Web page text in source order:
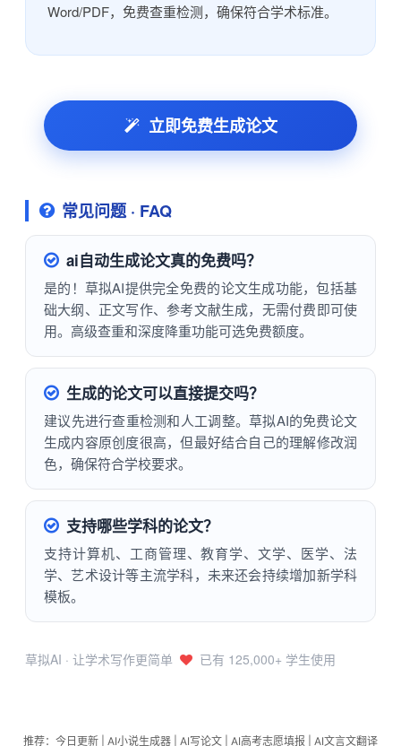
Word/PDF，免费查重检测，确保符合学术标准。
立即免费生成论文
常见问题 · FAQ
ai自动生成论文真的免费吗？
是的！草拟AI提供完全免费的论文生成功能，包括基
础大纲、正文写作、参考文献生成，无需付费即可使
用。高级查重和深度降重功能可选免费额度。
生成的论文可以直接提交吗？
建议先进行查重检测和人工调整。草拟AI的免费论文
生成内容原创度很高，但最好结合自己的理解修改润
色，确保符合学校要求。
支持哪些学科的论文？
支持计算机、工商管理、教育学、文学、医学、法
学、艺术设计等主流学科，未来还会持续增加新学科
模板。
草拟AI · 让学术写作更简单 已有 125,000+ 学生使用
推荐： 今日更新 AI小说生成器 AI写论文 AI高考志愿填报 AI文言文翻译